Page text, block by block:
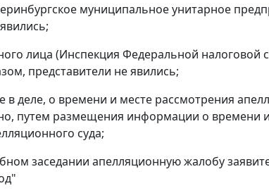
муниципальное унитарное
лица (Инспекция Федеральной
представители не явились;
в деле, о времени и месте рассмотрения
путем размещения информации о времени и
суда;
заседании апелляционную жалобу